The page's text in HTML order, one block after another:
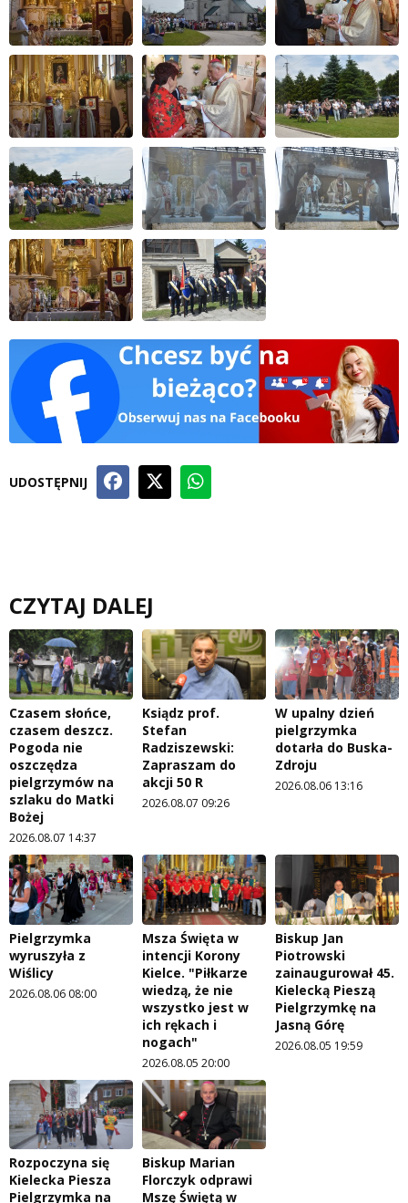
UDOSTĘPNIJ
CZYTAJ DALEJ
Czasem słońce,
czasem deszcz.
Pogoda nie
oszczędza
pielgrzymów na
szlaku do Matki
Bożej
2026.08.07 14:37
Ksiądz prof.
Stefan
Radziszewski:
Zapraszam do
akcji 50 R
2026.08.07 09:26
W upalny dzień
pielgrzymka
dotarła do Buska-
Zdroju
2026.08.06 13:16
Pielgrzymka
wyruszyła z
Wiślicy
2026.08.06 08:00
Msza Święta w
intencji Korony
Kielce. "Piłkarze
wiedzą, że nie
wszystko jest w
ich rękach i
nogach"
2026.08.05 20:00
Biskup Jan
Piotrowski
zainaugurował 45.
Kielecką Pieszą
Pielgrzymkę na
Jasną Górę
2026.08.05 19:59
Rozpoczyna się
Kielecka Piesza
Pielgrzymka na
Biskup Marian
Florczyk odprawi
Mszę Świętą w